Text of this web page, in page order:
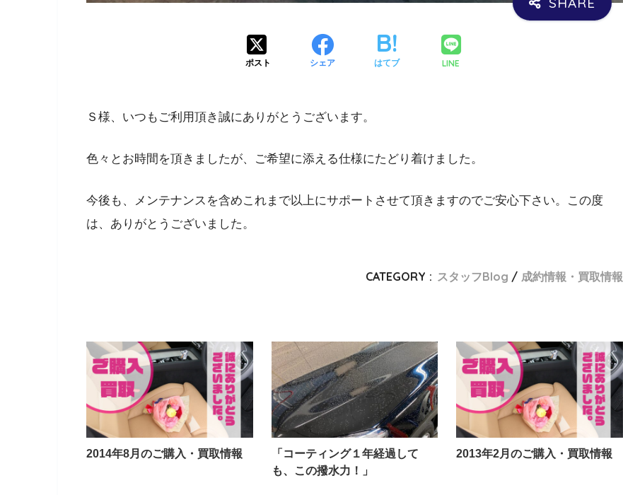
ポスト シェア はてブ LINE
Ｓ様、いつもご利用頂き誠にありがとうございます。
色々とお時間を頂きましたが、ご希望に添える仕様にたどり着けました。
今後も、メンテナンスを含めこれまで以上にサポートさせて頂きますのでご安心下さい。この度
は、ありがとうございました。
CATEGORY : スタッフBlog 成約情報・買取情報
2014年8月のご購入・買取情報
「コーティング１年経過して
も、この撥水力！」
2013年2月のご購入・買取情報